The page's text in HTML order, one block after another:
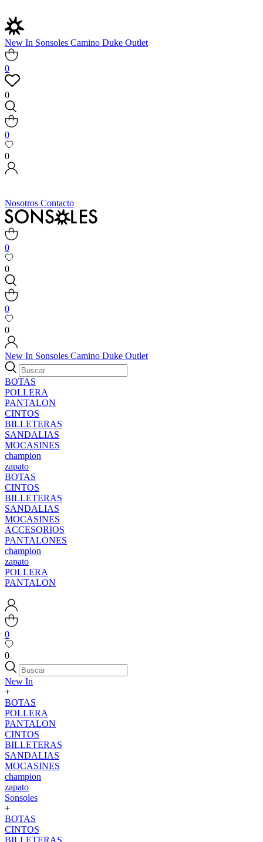
New In Sonsoles Camino Duke Outlet
0
0
0
0
Nosotros Contacto
0
0
0
0
New In Sonsoles Camino Duke Outlet
BOTAS
POLLERA
PANTALON
CINTOS
BILLETERAS
SANDALIAS
MOCASINES
champion
zapato
BOTAS
CINTOS
BILLETERAS
SANDALIAS
MOCASINES
ACCESORIOS
PANTALONES
champion
zapato
POLLERA
PANTALON
0
0
New In
+
BOTAS
POLLERA
PANTALON
CINTOS
BILLETERAS
SANDALIAS
MOCASINES
champion
zapato
Sonsoles
+
BOTAS
CINTOS
BILLETERAS